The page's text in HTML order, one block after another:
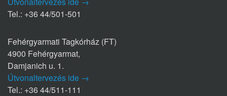
Tel.: +36 44/501-501
Fehérgyarmati Tagkórház (FT)
4900 Fehérgyarmat,
Damjanich u. 1.
Útvonaltervezés ide →
Tel.: +36 44/511-111